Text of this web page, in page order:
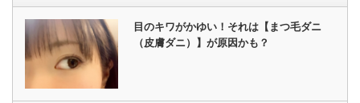
目のキワがかゆい！それは【まつ毛ダニ
（皮膚ダニ）】が原因かも？